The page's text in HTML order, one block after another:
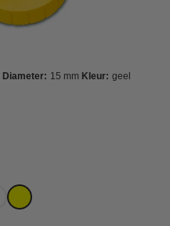
Diameter: 15 mm Kleur: geel